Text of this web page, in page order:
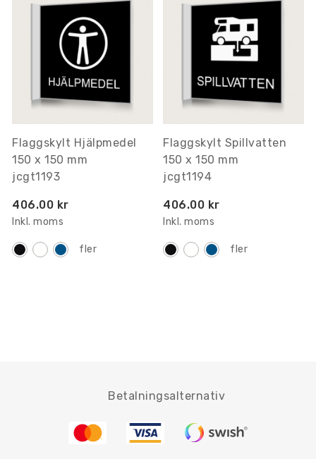
Flaggskylt Hjälpmedel
150 x 150 mm
jcgt1193
406.00 kr
Inkl. moms
fler
Flaggskylt Spillvatten
150 x 150 mm
jcgt1194
406.00 kr
Inkl. moms
fler
Betalningsalternativ